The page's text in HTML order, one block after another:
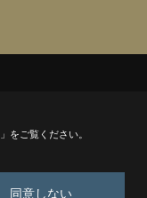
」をご覧ください。
同意しない